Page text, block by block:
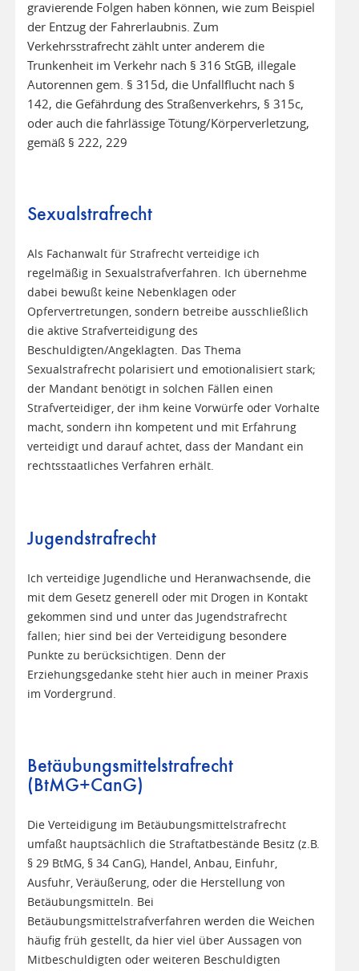
gravierende Folgen haben können, wie zum Beispiel
der Entzug der Fahrerlaubnis. Zum
Verkehrsstrafrecht zählt unter anderem die
Trunkenheit im Verkehr nach § 316 StGB, illegale
Autorennen gem. § 315d, die Unfallflucht nach §
142, die Gefährdung des Straßenverkehrs, § 315c,
oder auch die fahrlässige Tötung/Körperverletzung,
gemäß § 222, 229
Sexualstrafrecht
Als Fachanwalt für Strafrecht verteidige ich
regelmäßig in Sexualstrafverfahren. Ich übernehme
dabei bewußt keine Nebenklagen oder
Opfervertretungen, sondern betreibe ausschließlich
die aktive Strafverteidigung des
Beschuldigten/Angeklagten. Das Thema
Sexualstrafrecht polarisiert und emotionalisiert stark;
der Mandant benötigt in solchen Fällen einen
Strafverteidiger, der ihm keine Vorwürfe oder Vorhalte
macht, sondern ihn kompetent und mit Erfahrung
verteidigt und darauf achtet, dass der Mandant ein
rechtsstaatliches Verfahren erhält.
Jugendstrafrecht
Ich verteidige Jugendliche und Heranwachsende, die
mit dem Gesetz generell oder mit Drogen in Kontakt
gekommen sind und unter das Jugendstrafrecht
fallen; hier sind bei der Verteidigung besondere
Punkte zu berücksichtigen. Denn der
Erziehungsgedanke steht hier auch in meiner Praxis
im Vordergrund.
Betäubungsmittelstrafrecht
(BtMG+CanG)
Die Verteidigung im Betäubungsmittelstrafrecht
umfaßt hauptsächlich die Straftatbestände Besitz (z.B.
§ 29 BtMG, § 34 CanG), Handel, Anbau, Einfuhr,
Ausfuhr, Veräußerung, oder die Herstellung von
Betäubungsmitteln. Bei
Betäubungsmittelstrafverfahren werden die Weichen
häufig früh gestellt, da hier viel über Aussagen von
Mitbeschuldigten oder weiteren Beschuldigten